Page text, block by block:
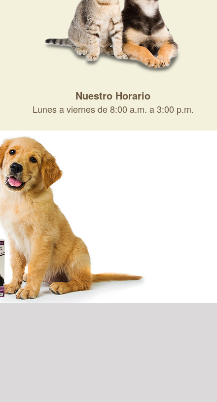
Nuestro Horario
Lunes a viernes de 8:00 a.m. a 3:00 p.m.